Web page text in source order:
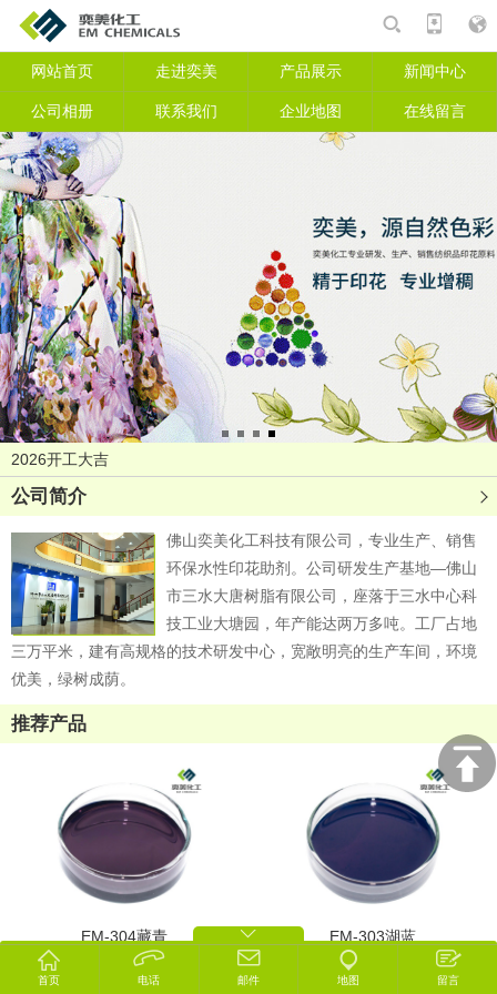
网站首页 走进奕美 产品展示 新闻中心
公司相册 联系我们 企业地图 在线留言
复工复产会议
2026开工大吉
开工大吉
冬至包饺子
2023年中国国际涂料展览会圆满结束
公司简介
佛山奕美化工科技有限公司，专业生产、销售
环保水性印花助剂。公司研发生产基地—佛山
市三水大唐树脂有限公司，座落于三水中心科
技工业大塘园，年产能达两万多吨。工厂占地
三万平米，建有高规格的技术研发中心，宽敞明亮的生产车间，环境
优美，绿树成荫。
推荐产品
EM-304藏青 EM-303湖蓝
产品 相册 资讯
搜索
首页 电话 邮件 地图 留言